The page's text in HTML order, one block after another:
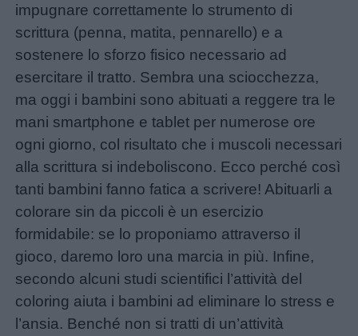
impugnare correttamente lo strumento di
scrittura (penna, matita, pennarello) e a
sostenere lo sforzo fisico necessario ad
esercitare il tratto. Sembra una sciocchezza,
ma oggi i bambini sono abituati a reggere tra le
mani smartphone e tablet per numerose ore
ogni giorno, col risultato che i muscoli necessari
alla scrittura si indeboliscono. Ecco perché così
tanti bambini fanno fatica a scrivere! Abituarli a
colorare sin da piccoli è un esercizio
formidabile: se lo proponiamo attraverso il
gioco, daremo loro una marcia in più. Infine,
secondo alcuni studi scientifici l’attività del
coloring aiuta i bambini ad eliminare lo stress e
l’ansia. Benché non si tratti di un’attività